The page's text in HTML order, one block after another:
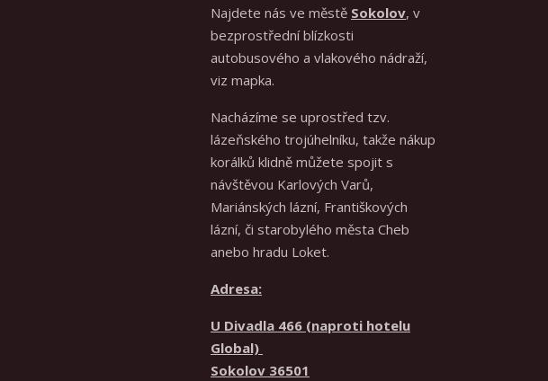
Najdete nás ve městě Sokolov, v
bezprostřední blízkosti
autobusového a vlakového nádraží,
viz mapka.
Nacházíme se uprostřed tzv.
lázeňského trojúhelníku, takže nákup
korálků klidně můžete spojit s
návštěvou Karlových Varů,
Mariánských lázní, Františkových
lázní, či starobylého města Cheb
anebo hradu Loket.
Adresa:
U Divadla 466 (naproti hotelu
Global)
Sokolov 36501